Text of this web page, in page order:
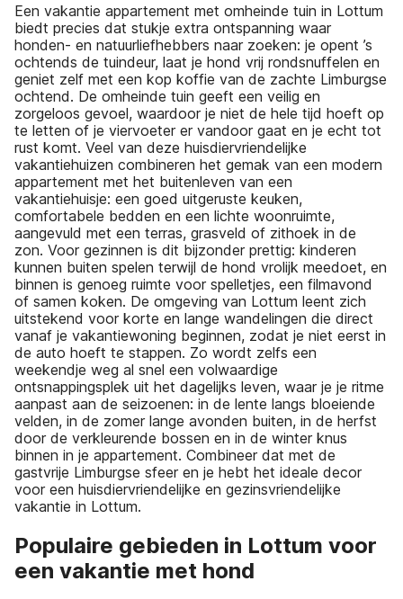
Een vakantie appartement met omheinde tuin in Lottum
biedt precies dat stukje extra ontspanning waar
honden- en natuurliefhebbers naar zoeken: je opent ’s
ochtends de tuindeur, laat je hond vrij rondsnuffelen en
geniet zelf met een kop koffie van de zachte Limburgse
ochtend. De omheinde tuin geeft een veilig en
zorgeloos gevoel, waardoor je niet de hele tijd hoeft op
te letten of je viervoeter er vandoor gaat en je echt tot
rust komt. Veel van deze huisdiervriendelijke
vakantiehuizen combineren het gemak van een modern
appartement met het buitenleven van een
vakantiehuisje: een goed uitgeruste keuken,
comfortabele bedden en een lichte woonruimte,
aangevuld met een terras, grasveld of zithoek in de
zon. Voor gezinnen is dit bijzonder prettig: kinderen
kunnen buiten spelen terwijl de hond vrolijk meedoet, en
binnen is genoeg ruimte voor spelletjes, een filmavond
of samen koken. De omgeving van Lottum leent zich
uitstekend voor korte en lange wandelingen die direct
vanaf je vakantiewoning beginnen, zodat je niet eerst in
de auto hoeft te stappen. Zo wordt zelfs een
weekendje weg al snel een volwaardige
ontsnappingsplek uit het dagelijks leven, waar je je ritme
aanpast aan de seizoenen: in de lente langs bloeiende
velden, in de zomer lange avonden buiten, in de herfst
door de verkleurende bossen en in de winter knus
binnen in je appartement. Combineer dat met de
gastvrije Limburgse sfeer en je hebt het ideale decor
voor een huisdiervriendelijke en gezinsvriendelijke
vakantie in Lottum.
Populaire gebieden in Lottum voor
een vakantie met hond